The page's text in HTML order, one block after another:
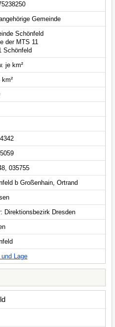
Gemeinde
Schönfeld
der MTS 11
Schönfeld
je km²
035755
b Großenhain, Ortrand
Direktionsbezirk Dresden
und Lage